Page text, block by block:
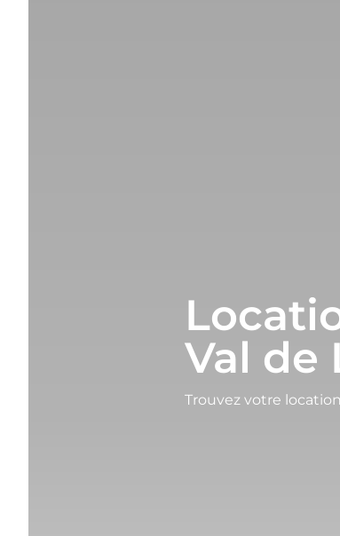
Val de
Trouvez votre